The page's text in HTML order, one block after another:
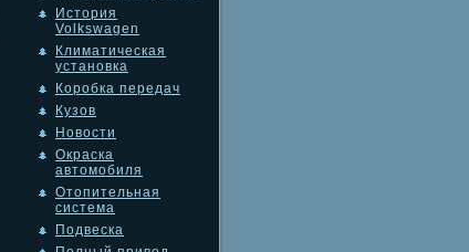
История
Volkswagen
Климатическая
установка
Коробка передач
Кузов
Новости
Окраска
автомобиля
Отопительная
система
Подвеска